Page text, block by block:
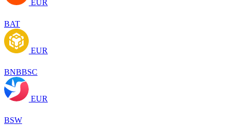
EUR
BAT
EUR
BNBBSC
EUR
BSW